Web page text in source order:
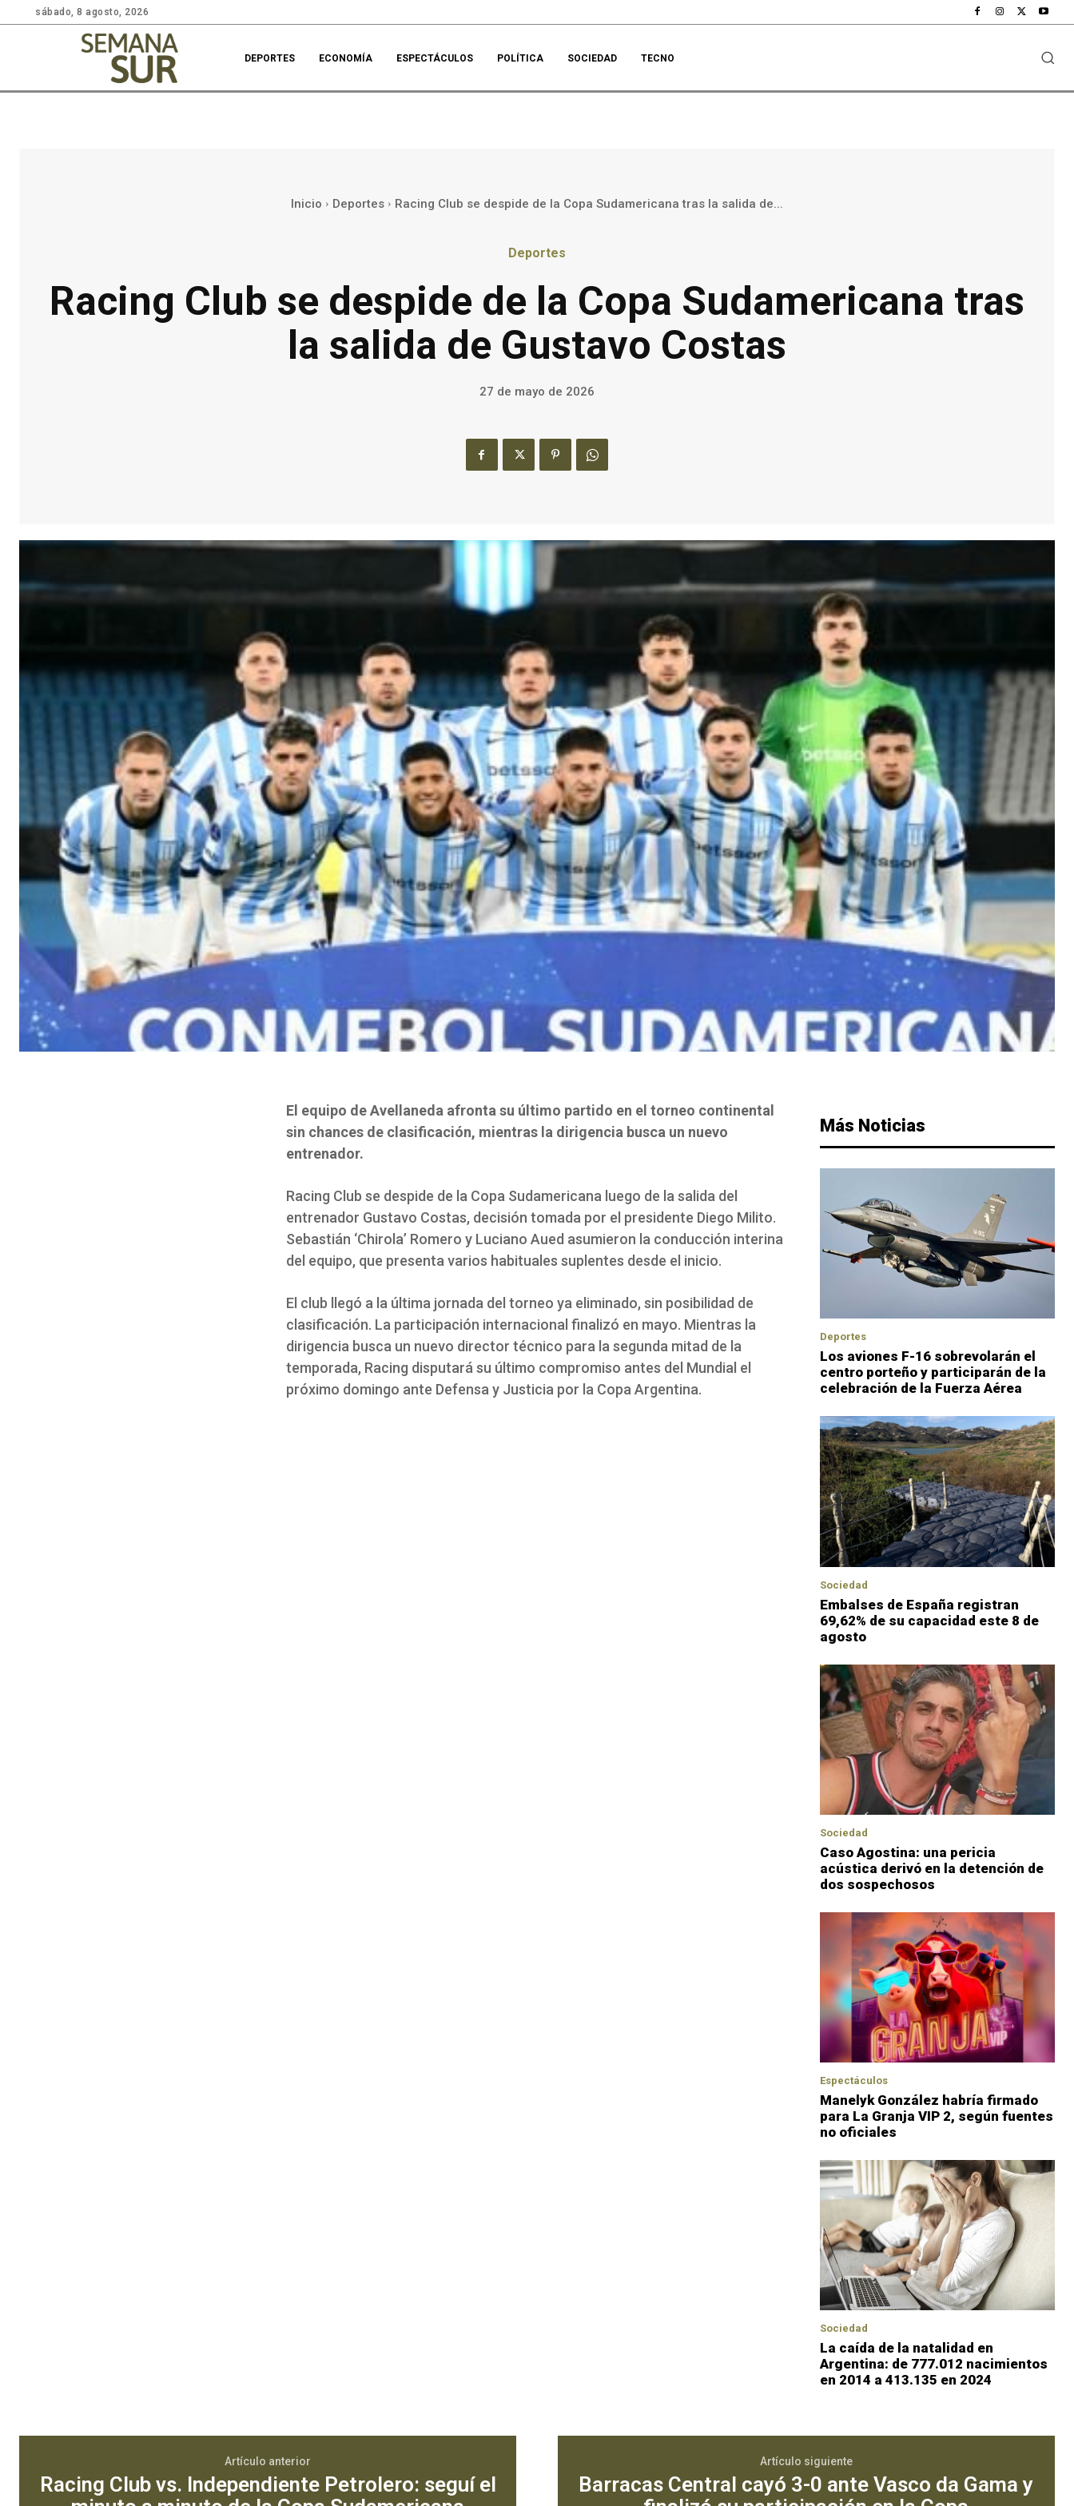
sábado, 8 agosto, 2026
DEPORTES ECONOMÍA ESPECTÁCULOS POLÍTICA SOCIEDAD TECNO
Inicio Deportes Racing Club se despide de la Copa Sudamericana tras la salida de...
Deportes
Racing Club se despide de la Copa Sudamericana tras
la salida de Gustavo Costas
27 de mayo de 2026
El equipo de Avellaneda afronta su último partido en el torneo continental
sin chances de clasificación, mientras la dirigencia busca un nuevo
entrenador.
Racing Club se despide de la Copa Sudamericana luego de la salida del
entrenador Gustavo Costas, decisión tomada por el presidente Diego Milito.
Sebastián ‘Chirola’ Romero y Luciano Aued asumieron la conducción interina
del equipo, que presenta varios habituales suplentes desde el inicio.
El club llegó a la última jornada del torneo ya eliminado, sin posibilidad de
clasificación. La participación internacional finalizó en mayo. Mientras la
dirigencia busca un nuevo director técnico para la segunda mitad de la
temporada, Racing disputará su último compromiso antes del Mundial el
próximo domingo ante Defensa y Justicia por la Copa Argentina.
Más Noticias
Deportes
Los aviones F-16 sobrevolarán el
centro porteño y participarán de la
celebración de la Fuerza Aérea
Sociedad
Embalses de España registran
69,62% de su capacidad este 8 de
agosto
Sociedad
Caso Agostina: una pericia
acústica derivó en la detención de
dos sospechosos
Espectáculos
Manelyk González habría firmado
para La Granja VIP 2, según fuentes
no oficiales
Sociedad
La caída de la natalidad en
Argentina: de 777.012 nacimientos
en 2014 a 413.135 en 2024
Artículo anterior
Racing Club vs. Independiente Petrolero: seguí el
Artículo siguiente
Barracas Central cayó 3-0 ante Vasco da Gama y